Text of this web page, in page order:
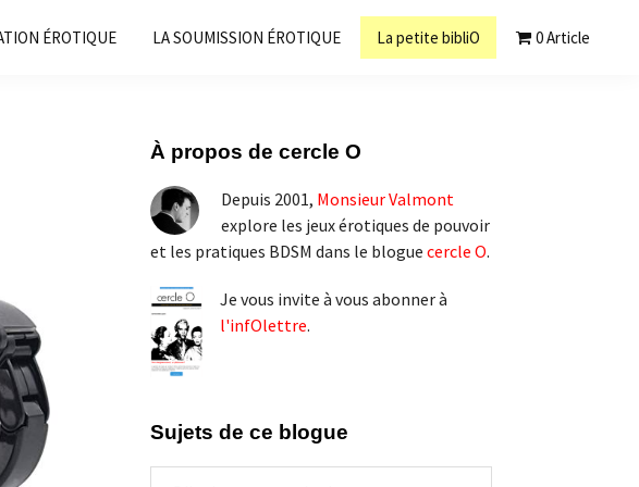
ÉROTIQUE LA SOUMISSION ÉROTIQUE La petite bibliO 0 Article
Barre
latérale
principale
À propos de cercle O
Depuis 2001, Monsieur Valmont
explore les jeux érotiques de pouvoir
et les pratiques BDSM dans le blogue cercle O.
Je vous invite à vous abonner à
l'infOlettre.
Sujets de ce blogue